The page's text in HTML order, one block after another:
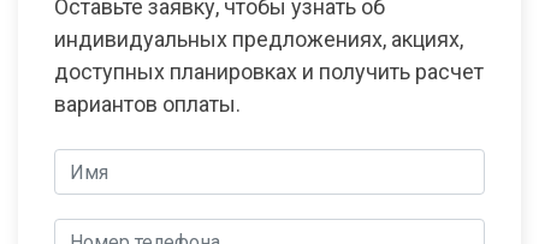
Оставьте заявку, чтобы узнать об
индивидуальных предложениях, акциях,
доступных планировках и получить расчет
вариантов оплаты.